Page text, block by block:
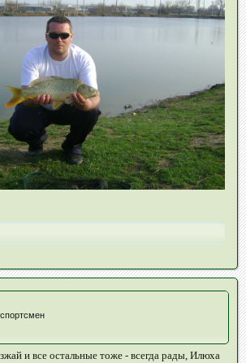
и все остальные тоже - всегда рады, Илюха